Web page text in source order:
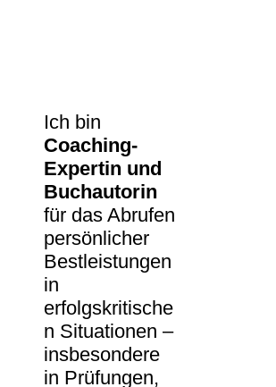
Ich bin
Coaching-
Expertin und
Buchautorin
für das Abrufen
persönlicher
Bestleistungen
in
erfolgskritische
n Situationen –
insbesondere
in Prüfungen,